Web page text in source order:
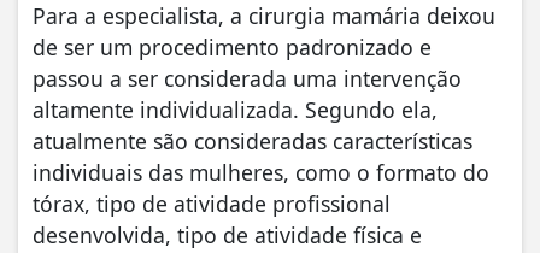
Para a especialista, a cirurgia mamária deixou
de ser um procedimento padronizado e
passou a ser considerada uma intervenção
altamente individualizada. Segundo ela,
atualmente são consideradas características
individuais das mulheres, como o formato do
tórax, tipo de atividade profissional
desenvolvida, tipo de atividade física e